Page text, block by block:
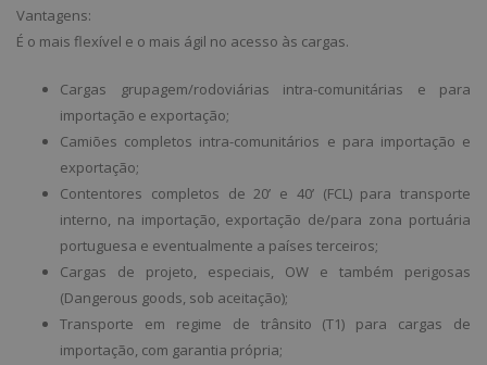
Vantagens:
É o mais flexível e o mais ágil no acesso às cargas.
Cargas grupagem/rodoviárias intra-comunitárias e para
importação e exportação;
Camiões completos intra-comunitários e para importação e
exportação;
Contentores completos de 20’ e 40’ (FCL) para transporte
interno, na importação, exportação de/para zona portuária
portuguesa e eventualmente a países terceiros;
Cargas de projeto, especiais, OW e também perigosas
(Dangerous goods, sob aceitação);
Transporte em regime de trânsito (T1) para cargas de
importação, com garantia própria;